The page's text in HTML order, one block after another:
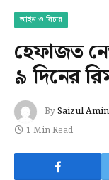
আইন ও বিচার
হেফাজত
৯ দিনের
BySaizul Amin
1 Min Read